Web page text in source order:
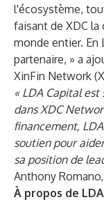
l'écosystème,
faisant de XDC
monde entier. En
partenaire, » a
XinFin Network
« LDA Capital
dans XDC
financement,
soutien pour
sa position de
Anthony
À propos de